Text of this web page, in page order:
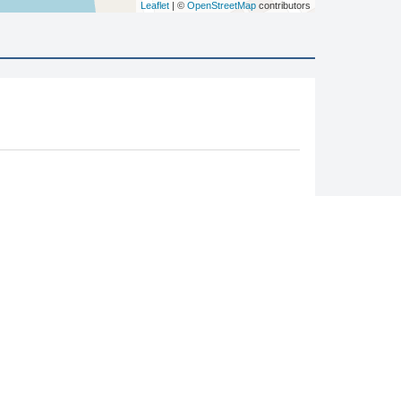
Leaflet | © OpenStreetMap contributors